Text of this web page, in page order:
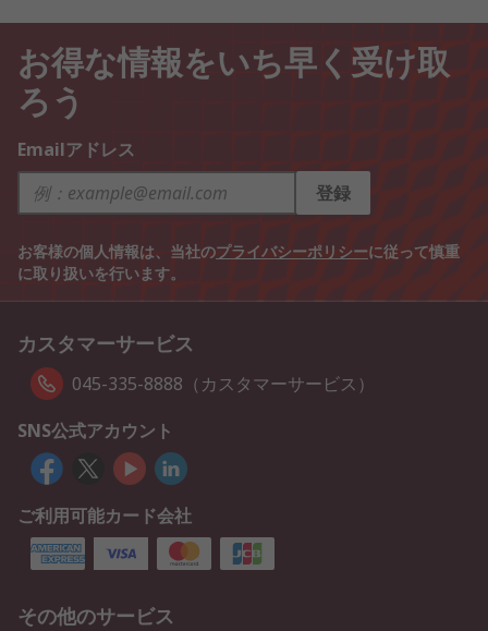
お得な情報をいち早く受け取
ろう
Emailアドレス
登録
お客様の個人情報は、当社のプライバシーポリシーに従って慎重
に取り扱いを行います。
カスタマーサービス
045-335-8888（カスタマーサービス）
SNS公式アカウント
ご利用可能カード会社
その他のサービス